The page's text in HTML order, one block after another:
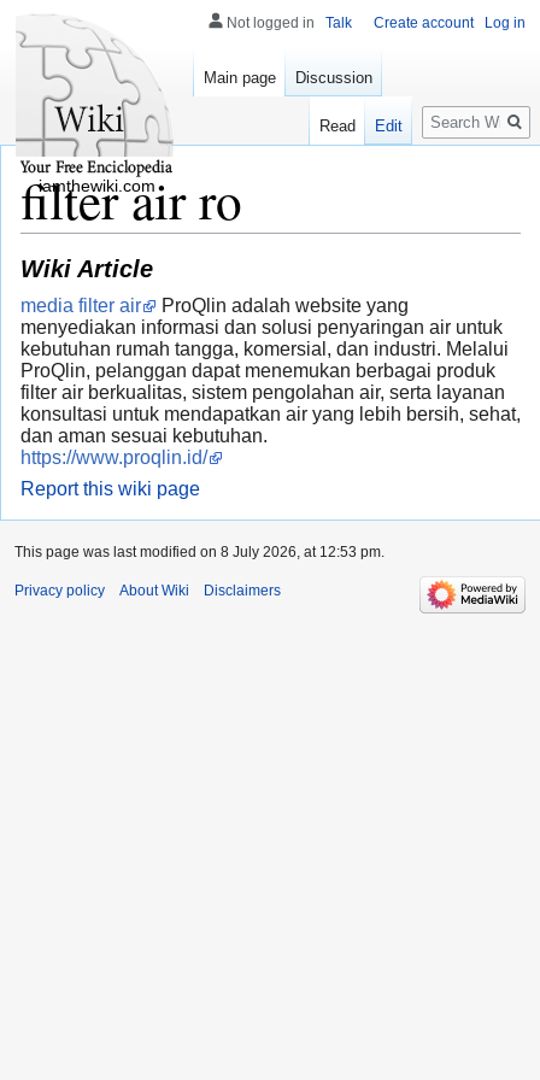
filter air ro
Wiki Article
media filter air
ProQlin adalah website yang
menyediakan informasi dan solusi penyaringan air untuk
kebutuhan rumah tangga, komersial, dan industri. Melalui
ProQlin, pelanggan dapat menemukan berbagai produk
filter air berkualitas, sistem pengolahan air, serta layanan
konsultasi untuk mendapatkan air yang lebih bersih, sehat,
dan aman sesuai kebutuhan.
https://www.proqlin.id/
Report this wiki page
Not logged in Talk Create account Log in
Main page Discussion
Read Edit
Search
iamthewiki.com
This page was last modified on 8 July 2026, at 12:53 pm.
Privacy policy About Wiki Disclaimers